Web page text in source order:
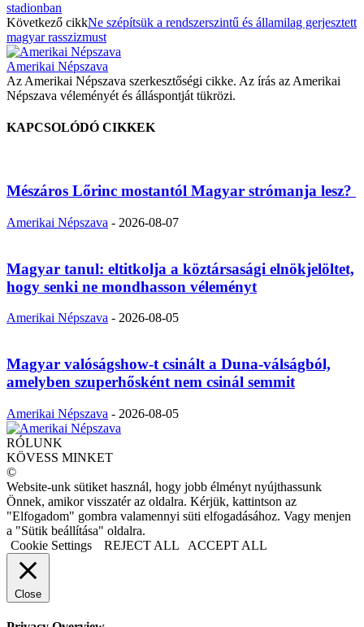
stadionban
Következő cikkNe szépítsük a rendszerszintű és államilag gerjesztett
magyar rasszizmust
Amerikai Népszava
Az Amerikai Népszava szerkesztőségi cikke. Az írás az Amerikai
Népszava véleményét és álláspontját tükrözi.
KAPCSOLÓDÓ CIKKEK
Mészáros Lőrinc mostantól Magyar strómanja lesz?
Amerikai Népszava - 2026-08-07
Magyar tanul: eltitkolja a köztársasági elnökjelöltet,
hogy senki ne mondhasson véleményt
Amerikai Népszava - 2026-08-05
Magyar valóságshow-t csinált a Duna-válságból,
amelyben szuperhősként nem csinál semmit
Amerikai Népszava - 2026-08-05
RÓLUNK
KÖVESS MINKET
©
Website-unk sütiket használ, hogy jobb élményt nyújthassunk
Önnek, amikor visszatér az oldalra. Kérjük, kattintson az
"Elfogadom" gombra valamennyi süti elfogadásához. Vagy menjen
a "Sütik beállítása" oldalra.
Cookie Settings
REJECT ALL ACCEPT ALL
Close